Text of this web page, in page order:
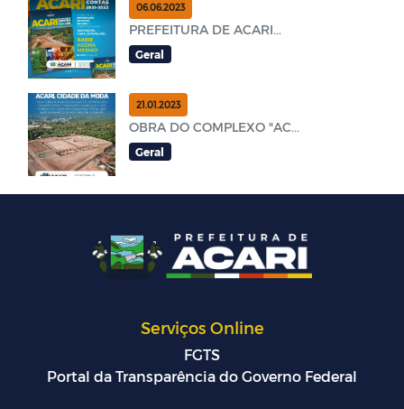
06.06.2023
PREFEITURA DE ACARI...
Geral
21.01.2023
OBRA DO COMPLEXO "AC...
Geral
Serviços Online
FGTS
Portal da Transparência do Governo Federal